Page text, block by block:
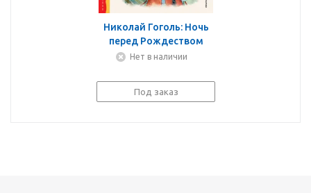
Николай Гоголь: Ночь
перед Рождеством
Нет в наличии
Под заказ